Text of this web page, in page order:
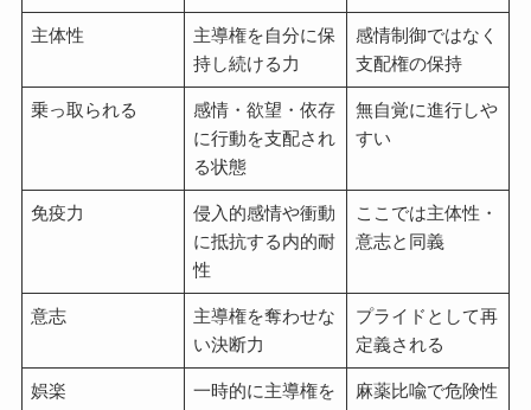
主体性
主導権を自分に保
持し続ける力
感情制御ではなく
支配権の保持
乗っ取られる
感情・欲望・依存
に行動を支配され
る状態
無自覚に進行しや
すい
免疫力
侵入的感情や衝動
に抵抗する内的耐
性
ここでは主体性・
意志と同義
意志
主導権を奪わせな
い決断力
プライドとして再
定義される
娯楽
一時的に主導権を
麻薬比喩で危険性